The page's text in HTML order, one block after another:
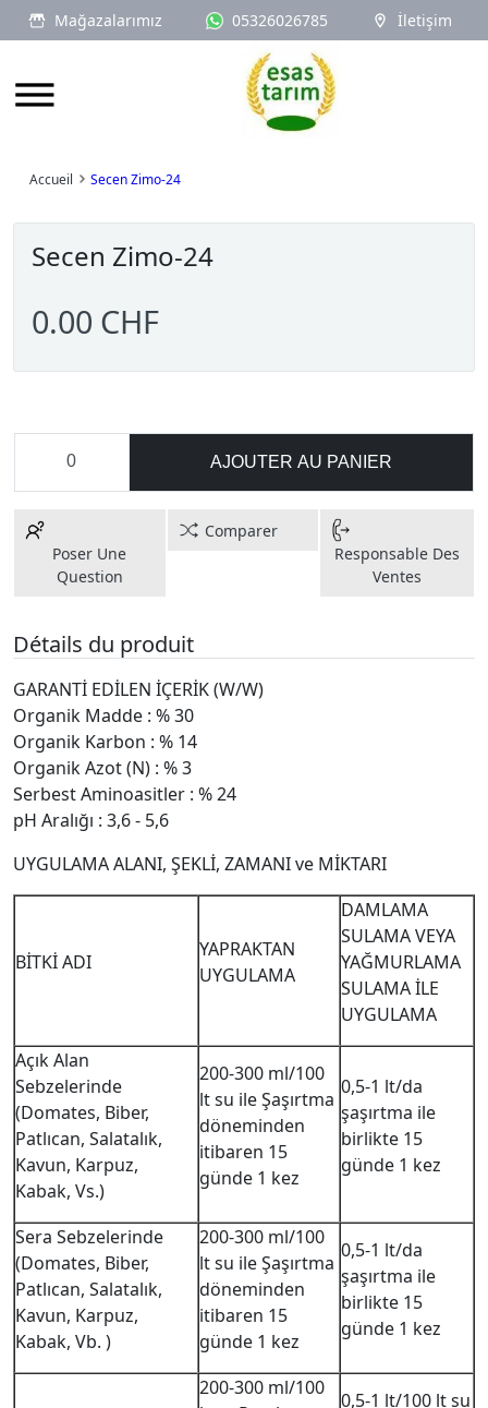
Mağazalarımız 05326026785 İletişim
Logo
Accueil Secen Zimo-24
Secen Zimo-24
0.00 CHF
AJOUTER AU PANIER
Poser Une
Question
Comparer
Responsable Des
Ventes
Détails du produit
GARANTİ EDİLEN İÇERİK (W/W)
Organik Madde : % 30
Organik Karbon : % 14
Organik Azot (N) : % 3
Serbest Aminoasitler : % 24
pH Aralığı : 3,6 - 5,6
UYGULAMA ALANI, ŞEKLİ, ZAMANI ve MİKTARI
BİTKİ ADI
YAPRAKTAN
UYGULAMA
DAMLAMA
SULAMA VEYA
YAĞMURLAMA
SULAMA İLE
UYGULAMA
Açık Alan
Sebzelerinde
(Domates, Biber,
Patlıcan, Salatalık,
Kavun, Karpuz,
Kabak, Vs.)
200-300 ml/100
lt su ile Şaşırtma
döneminden
itibaren 15
günde 1 kez
0,5-1 lt/da
şaşırtma ile
birlikte 15
günde 1 kez
Sera Sebzelerinde
(Domates, Biber,
Patlıcan, Salatalık,
Kavun, Karpuz,
Kabak, Vb. )
200-300 ml/100
lt su ile Şaşırtma
döneminden
itibaren 15
günde 1 kez
0,5-1 lt/da
şaşırtma ile
birlikte 15
günde 1 kez
200-300 ml/100
0,5-1 lt/100 lt su